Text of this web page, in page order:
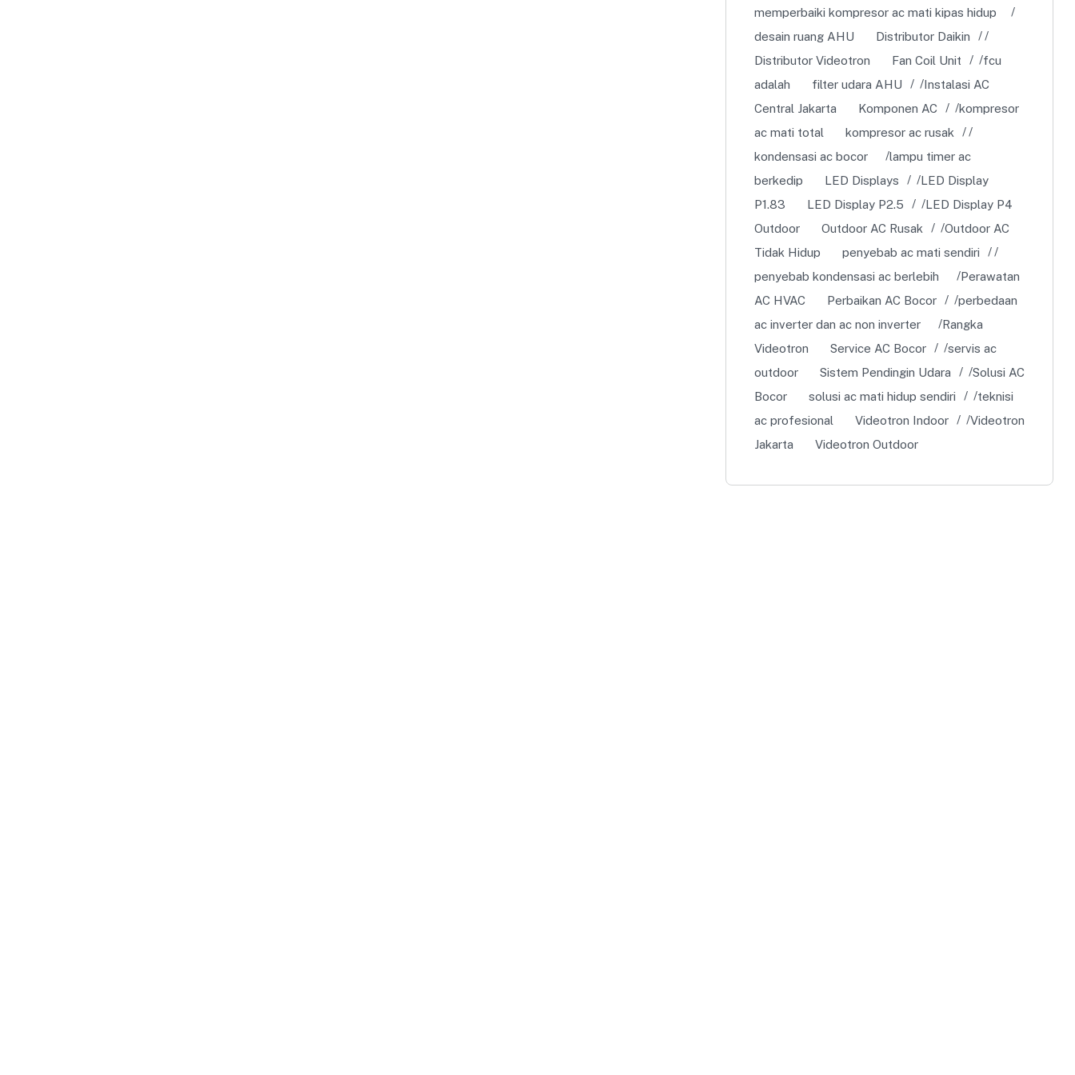
memperbaiki kompresor ac mati kipas hidup
desain ruang AHU
Distributor Daikin
Distributor Videotron
Fan Coil Unit
fcu
adalah
filter udara AHU
Instalasi AC
Central Jakarta
Komponen AC
kompresor
ac mati total
kompresor ac rusak
kondensasi ac bocor
lampu timer ac
berkedip
LED Displays
LED Display
P1.83
LED Display P2.5
LED Display P4
Outdoor
Outdoor AC Rusak
Outdoor AC
Tidak Hidup
penyebab ac mati sendiri
penyebab kondensasi ac berlebih
Perawatan
AC HVAC
Perbaikan AC Bocor
perbedaan
ac inverter dan ac non inverter
Rangka
Videotron
Service AC Bocor
servis ac
outdoor
Sistem Pendingin Udara
Solusi AC
Bocor
solusi ac mati hidup sendiri
teknisi
ac profesional
Videotron Indoor
Videotron
Jakarta
Videotron Outdoor